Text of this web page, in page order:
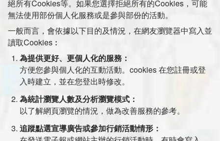
絕所有Cookies等。如果您選擇拒絕所有的Cookies，可能
無法使用部份個人化服務或是參與部份的活動。
一般而言，會依據以下目的及情況，在網友瀏覽器中寫入並
讀取Cookies︰
為提供更好、更個人化的服務：
方便您參與個人化的互動活動。cookies 在您註冊或登
入時建立，並在您登出時修改。
為統計瀏覽人數及分析瀏覽模式：
以了解網頁瀏覽的情況，做為改善服務的參考。
追蹤點選宣導廣告或參加行銷活動情形：